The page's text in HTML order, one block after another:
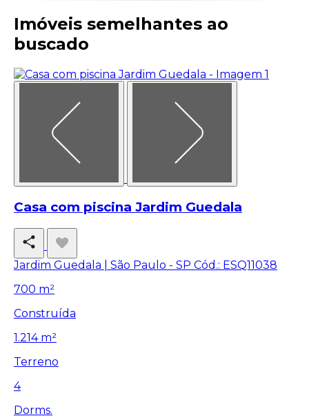
Imóveis semelhantes ao
buscado
Casa com piscina Jardim Guedala
Jardim Guedala | São Paulo - SP Cód.: ESQ11038
700 m²
Construída
1.214 m²
Terreno
4
Dorms.